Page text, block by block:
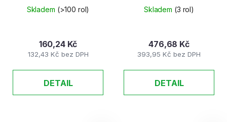
Skladem (>100 rol)
132,43 Kč bez DPH
160,24 Kč
DETAIL
Skladem (3 rol)
393,95 Kč bez DPH
476,68 Kč
DETAIL